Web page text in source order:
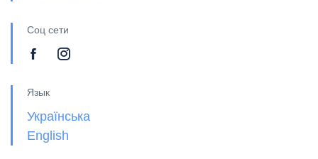
Соц сети
Язык
Українська
English